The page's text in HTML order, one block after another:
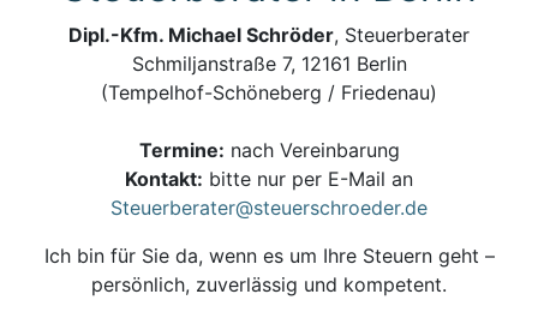
Dipl.-Kfm. Michael Schröder, Steuerberater
Schmiljanstraße 7, 12161 Berlin
(Tempelhof-Schöneberg / Friedenau)
Termine: nach Vereinbarung
Kontakt: bitte nur per E-Mail an
Steuerberater@steuerschroeder.de
Ich bin für Sie da, wenn es um Ihre Steuern geht –
persönlich, zuverlässig und kompetent.